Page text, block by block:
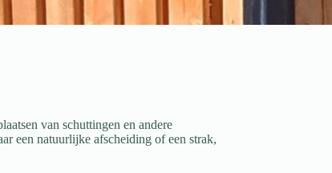
van schuttingen en andere
een natuurlijke afscheiding of een strak,